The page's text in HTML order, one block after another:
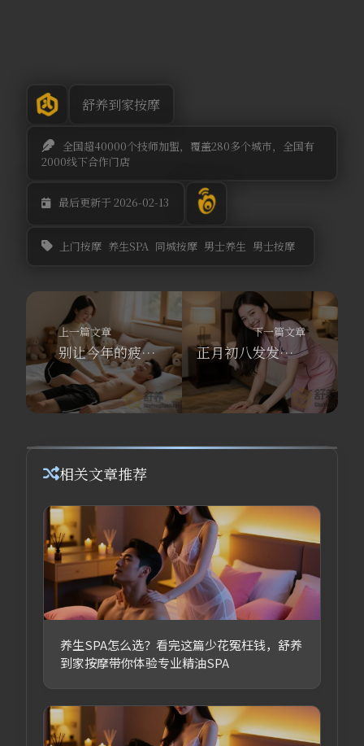
舒养到家按摩
全国超40000个技师加盟，覆盖280多个城市，全国有
2000线下合作门店
最后更新于 2026-02-13
上门按摩 养生SPA 同城按摩 男士养生 男士按摩
上一篇文章
别让今年的疲惫留到马年！舒养到家按摩：用一次同城按摩，给身体画个句号。
下一篇文章
正月初八发发发！舒养到家按摩陪你开工大吉，奔向更好的自己
相关文章推荐
养生SPA怎么选？看完这篇少花冤枉钱，舒养
到家按摩带你体验专业精油SPA